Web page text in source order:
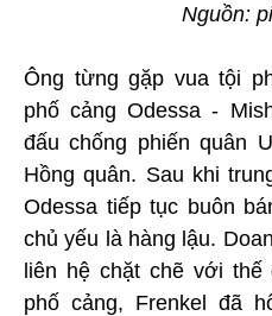
Nguồn:
Ông từng gặp vua tội
phố cảng Odessa -
đấu chống phiến quân
Hồng quân. Sau khi
Odessa tiếp tục buôn
chủ yếu là hàng lậu.
liên hệ chặt chẽ với thế
phố cảng, Frenkel đã